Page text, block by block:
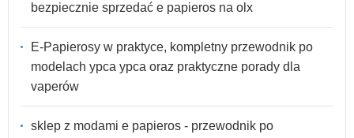
bezpiecznie sprzedać e papieros na olx
E-Papierosy w praktyce, kompletny przewodnik po
modelach урса урса oraz praktyczne porady dla
vaperów
sklep z modami e papieros - przewodnik po